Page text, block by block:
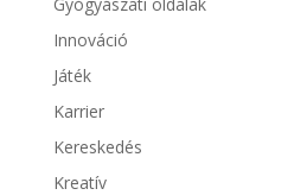
Innováció
Játék
Karrier
Kereskedés
Kreatív